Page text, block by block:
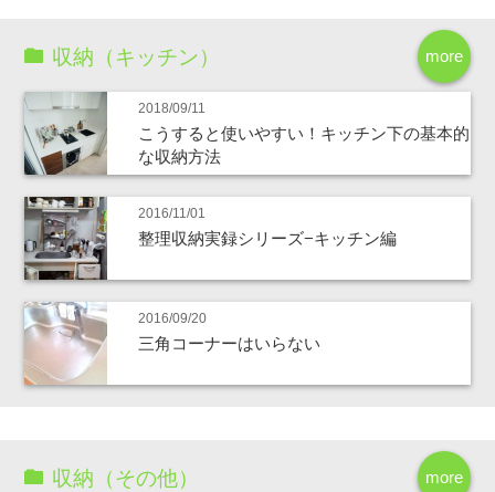
more
収納（キッチン）
2018/09/11
こうすると使いやすい！キッチン下の基本的
な収納方法
2016/11/01
整理収納実録シリーズ−キッチン編
2016/09/20
三角コーナーはいらない
more
収納（その他）